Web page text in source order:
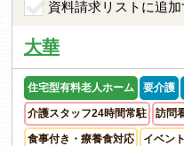
資料請求リストに追加
大華
住宅型有料老人ホーム 要介護
介護スタッフ24時間常駐 訪問
食事付き・療養食対応 イベン